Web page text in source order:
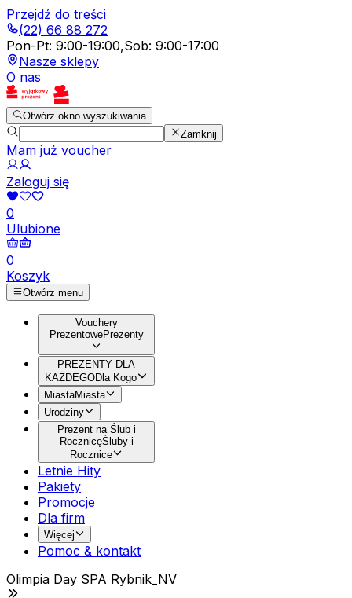
Przejdź do treści
(22) 66 88 272
Pon-Pt: 9:00-19:00,Sob: 9:00-17:00
Nasze sklepy
O nas
Otwórz okno wyszukiwania
Zamknij
Mam już voucher
Zaloguj się
0
Ulubione
0
Koszyk
Otwórz menu
Vouchery
PrezentowePrezenty
PREZENTY DLA
KAŻDEGODla Kogo
MiastaMiasta
Urodziny
Prezent na Ślub i
RocznicęŚluby i
Rocznice
Letnie Hity
Pakiety
Promocje
Dla firm
Więcej
Pomoc & kontakt
Olimpia Day SPA Rybnik_NV